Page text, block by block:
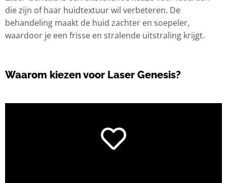
die zijn of haar huidtextuur wil verbeteren. De
behandeling maakt de huid zachter en soepeler,
waardoor je een frisse en stralende uitstraling krijgt.
Waarom kiezen voor Laser Genesis?
lijntjes en het verkleinen van grove poriën